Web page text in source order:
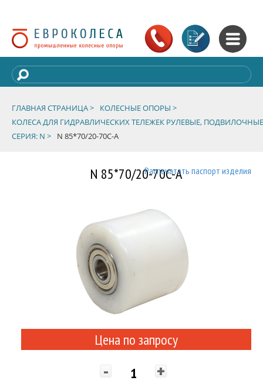
ГЛАВНАЯ СТРАНИЦА >
КОЛЕСНЫЕ ОПОРЫ >
КОЛЕСА ДЛЯ ГИДРАВЛИЧЕСКИХ ТЕЛЕЖЕК РУЛЕВЫЕ,
СЕРИЯ: N >
N 85*70/20-70C-A
N 85*70/20-70C-AРаспечатать паспорт изделия
Цена по запросу
- +